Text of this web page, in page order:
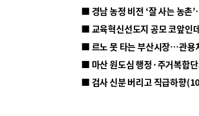
■ 르노 못 타는 부산시장…관용
■ 마산 원도심 행정·주거복합